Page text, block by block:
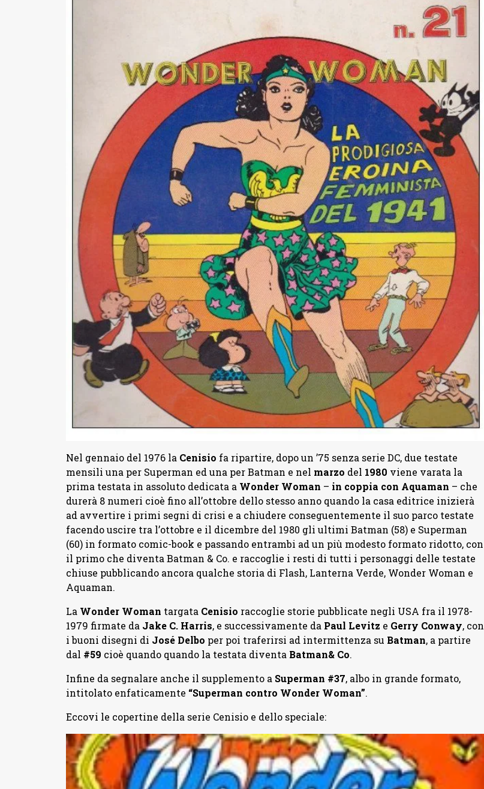
Nel gennaio del 1976 la Cenisio fa ripartire, dopo un ’75 senza serie DC, due testate
mensili una per Superman ed una per Batman e nel marzo del 1980 viene varata la
prima testata in assoluto dedicata a Wonder Woman – in coppia con Aquaman – che
durerà 8 numeri cioè fino all’ottobre dello stesso anno quando la casa editrice inizierà
ad avvertire i primi segni di crisi e a chiudere conseguentemente il suo parco testate
facendo uscire tra l’ottobre e il dicembre del 1980 gli ultimi Batman (58) e Superman
(60) in formato comic-book e passando entrambi ad un più modesto formato ridotto, con
il primo che diventa Batman & Co. e raccoglie i resti di tutti i personaggi delle testate
chiuse pubblicando ancora qualche storia di Flash, Lanterna Verde, Wonder Woman e
Aquaman.
La Wonder Woman targata Cenisio raccoglie storie pubblicate negli USA fra il 1978-
1979 firmate da Jake C. Harris, e successivamente da Paul Levitz e Gerry Conway, con
i buoni disegni di José Delbo per poi traferirsi ad intermittenza su Batman, a partire
dal #59 cioè quando quando la testata diventa Batman& Co.
Infine da segnalare anche il supplemento a Superman #37, albo in grande formato,
intitolato enfaticamente “Superman contro Wonder Woman”.
Eccovi le copertine della serie Cenisio e dello speciale: